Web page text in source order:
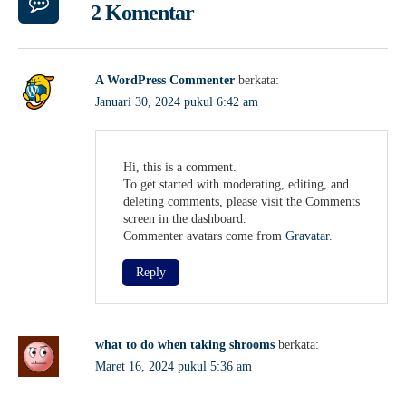
2 Komentar
A WordPress Commenter berkata:
Januari 30, 2024 pukul 6:42 am
Hi, this is a comment.
To get started with moderating, editing, and
deleting comments, please visit the Comments
screen in the dashboard.
Commenter avatars come from Gravatar.
Reply
what to do when taking shrooms berkata:
Maret 16, 2024 pukul 5:36 am